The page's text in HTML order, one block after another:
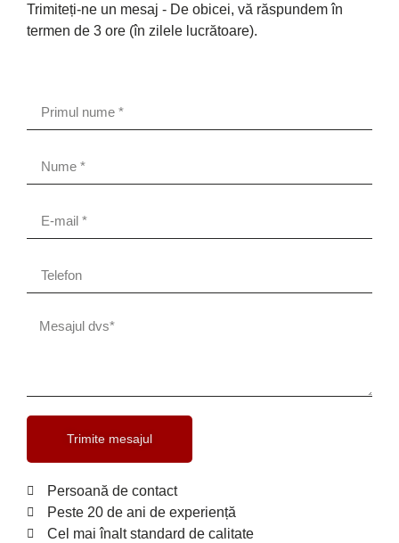
Trimiteți-ne un mesaj - De obicei, vă răspundem în
termen de 3 ore (în zilele lucrătoare).
Trimite mesajul
Persoană de contact
Peste 20 de ani de experiență
Cel mai înalt standard de calitate